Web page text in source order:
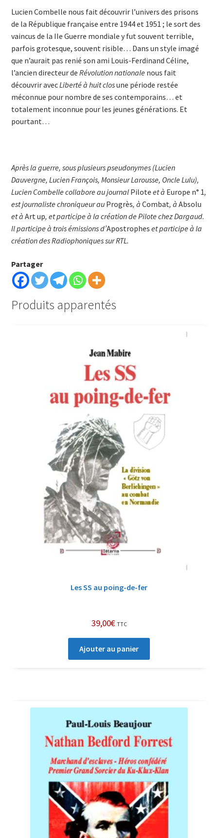
Lucien Combelle nous fait découvrir l’univers des prisons
de la Répu­­blique française entre 1944 et 1951 ; le sort des
vaincus de la IIe Guerre mondiale y fut souvent terrible,
parfois grotesque, souvent risible… Dans un style imagé
que n’aurait pas renié son ami Louis-Ferdinand Céline,
l’ancien directeur de Révolution nationale nous fait
découvrir avecLiberté à huit closune période restée
méconnue pour nombre de ses con­temporains… et
totalement inconnue pour les jeunes générations. Et
pourtant…
Après la guerre, sous plusieurs pseudonymes (Lucien
Dauvergne, Lucien François, Monsieur Larousse, Oncle Lulu),
Lucien Combelle collabore au journal Pilote et à Europe n° 1,
est journaliste chroniqueur au Progrès, à Combat, à Absolu
et à Art up, et participe à la création de Pilote chez Dargaud.
Il participe à trois émissions d’Apostrophes et participe à la
création des Radiophoniques sur RTL.
Partager
Produits apparentés
Les SS au poing-de-fer
39,00€ TTC
Ajouter au panier